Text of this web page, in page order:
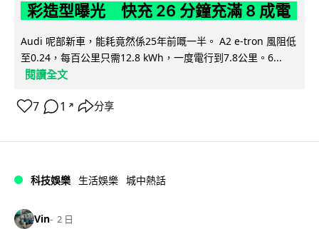
彩造型曝光 快充 26 分鐘充滿 8 成電
Audi 呢部新車，能耗竟然係25年前嘅一半。 A2 e-tron 風阻低
至0.24，每百公里只需12.8 kWh，一度電行到7.8公里。6...
閱讀全文
7 1 ↗ 分享
科技娛樂 生活娛樂 城中熱話
Vin 2 日